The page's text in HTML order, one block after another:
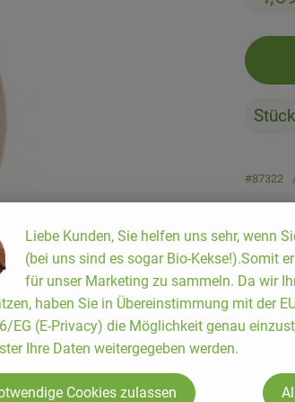
Stück
#87322
Liebe Kunden, Sie helfen uns sehr, wenn
(bei uns sind es sogar Bio-Kekse!).Somit
für unser Marketing zu sammeln. Da wir
haben Sie in Übereinstimmung mit der
EG (E-Privacy) die Möglichkeit genau
Ihre Daten weitergegeben werden.
Cookies zulassen